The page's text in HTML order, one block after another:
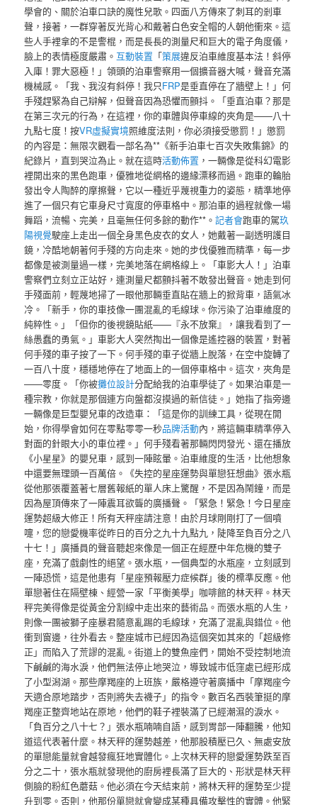
學會的、關於泊車口訣的魔性兒歌。四面八方傳來了刺耳的剎車
聲，接著，一群穿著反光背心和戴著白色安全帽的人朝他衝來。這
些人手裡拿的不是警棍，而是長長的測量尺和巨大的電子角度儀，
臉上的表情極度嚴肅。 互動裝置 「策展違反泊車維度基本法！斜停
入庫！罪大惡極！」領頭的泊車警察用一個擴音器大喊，聲音充滿
機械感。「我、我沒有斜停！我只FRP是垂直停在了牆壁上！」何
手殘趕緊為自己辯解，但聲音因為恐懼而顫抖。「垂直泊車？那是
在第三次元的行為，在這裡，你的車體與停車線的夾角是——八十
九點七度！按VR虛擬實境照維度法則，你必須接受懲罰！」懲罰
的內容是：無限次觀看一部名為**《新手泊車七百次失敗集錦》的
紀錄片，直到哭泣為止。就在這時活動佈置 ，一輛像是從科幻電影
裡開出來的黑色跑車，優雅地從網格的邊緣漂移而過。跑車的輪胎
發出令人陶醉的摩擦聲，它以一種近乎蔑視重力的姿態，精準地停
進了一個只有它車身尺寸寬度的停車格中。那泊車的過程就像一場
舞蹈，流暢、完美，且毫無任何多餘的動作**。記者會跑車的駕玖
陽視覺駛座上走出一個全身黑色皮衣的女人，她戴著一副透明護目
鏡，冷酷地朝著何手殘的方向走來。她的步伐優雅而精準，每一步
都像是被測量過一樣，完美地落在網格線上。「車影大人！」泊車
警察們立刻立正站好，連測量尺都顫抖著不敢發出聲音。她走到何
手殘面前，輕蔑地掃了一眼他那輛垂直貼在牆上的掀背車，語氣冰
冷。「新手，你的車技像一團混亂的毛線球。你污染了泊車維度的
純粹性。」「但你的後視鏡貼紙——『永不放棄』，讓我看到了一
絲愚蠢的勇氣。」車影大人突然掏出一個像是遙控器的裝置，對著
何手殘的車子按了一下。何手殘的車子從牆上脫落，在空中旋轉了
一百八十度，穩穩地停在了地面上的一個停車格中。這次，夾角是
——零度。「你被攤位設計分配給我的泊車學徒了。如果泊車是一
種宗教，你就是那個連方向盤都沒摸過的新信徒。」她指了指旁邊
一輛像是巨型嬰兒車的改造車：「這是你的訓練工具，從現在開
始，你得學會如何在零點零零一秒品牌活動內，將這輛車精準停入
對面的針眼大小的車位裡。」何手殘看著那輛閃閃發光、還在播放
《小星星》的嬰兒車，感到一陣眩暈。泊車維度的生活，比他想象
中還要無理頭一百萬倍。《失控的星座運勢與單戀狂想曲》張水瓶
從他那張覆蓋著七層舊報紙的單人床上驚醒，不是因為鬧鐘，而是
因為屋頂傳來了一陣震耳欲聾的廣播聲。「緊急！緊急！今日星座
運勢超級大修正！所有天秤座請注意！由於月球剛剛打了一個噴
嚏，您的戀愛機率從昨日的百分之九十九點九，陡降至負百分之八
十七！」廣播員的聲音聽起來像是一個正在經歷中年危機的雙子
座，充滿了戲劇性的絕望。張水瓶，一個典型的水瓶座，立刻感到
一陣恐慌，這是他患有「星座預報壓力症候群」後的標準反應。他
單戀著住在隔壁棟、經營一家「平衡美學」咖啡館的林天秤。林天
秤完美得像是從黃金分割線中走出來的藝術品。而張水瓶的人生，
則像一團被獅子座暴君隨意亂踢的毛線球，充滿了混亂與錯位。他
衝到窗邊，往外看去。整座城市已經因為這個突如其來的「超級修
正」而陷入了荒謬的混亂。街道上的雙魚座們，開始不受控制地流
下鹹鹹的海水淚，他們無法停止地哭泣，導致城市低窪處已經形成
了小型潟湖。那些摩羯座的上班族，嚴格遵守著廣播中「摩羯座今
天適合原地踏步，否則將失去襪子」的指令。數百名西裝筆挺的摩
羯座正整齊地站在原地，他們的鞋子裡裝滿了已經潮濕的淚水。
「負百分之八十七？」張水瓶喃喃自語，感到胃部一陣翻騰，他知
道這代表著什麼。林天秤的運勢越差，他那股積壓已久、無處安放
的單戀能量就會越發瘋狂地實體化。上次林天秤的戀愛運勢跌至百
分之二十，張水瓶就發現他的廚房裡長滿了巨大的、形狀是林天秤
側臉的粉紅色蘑菇。他必須在今天結束前，將林天秤的運勢至少提
升到零。否則，他那份單戀就會變成某種具備攻擊性的實體。他緊